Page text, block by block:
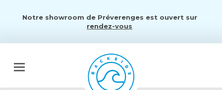
Notre showroom de Préverenges est ouvert sur
rendez-vous